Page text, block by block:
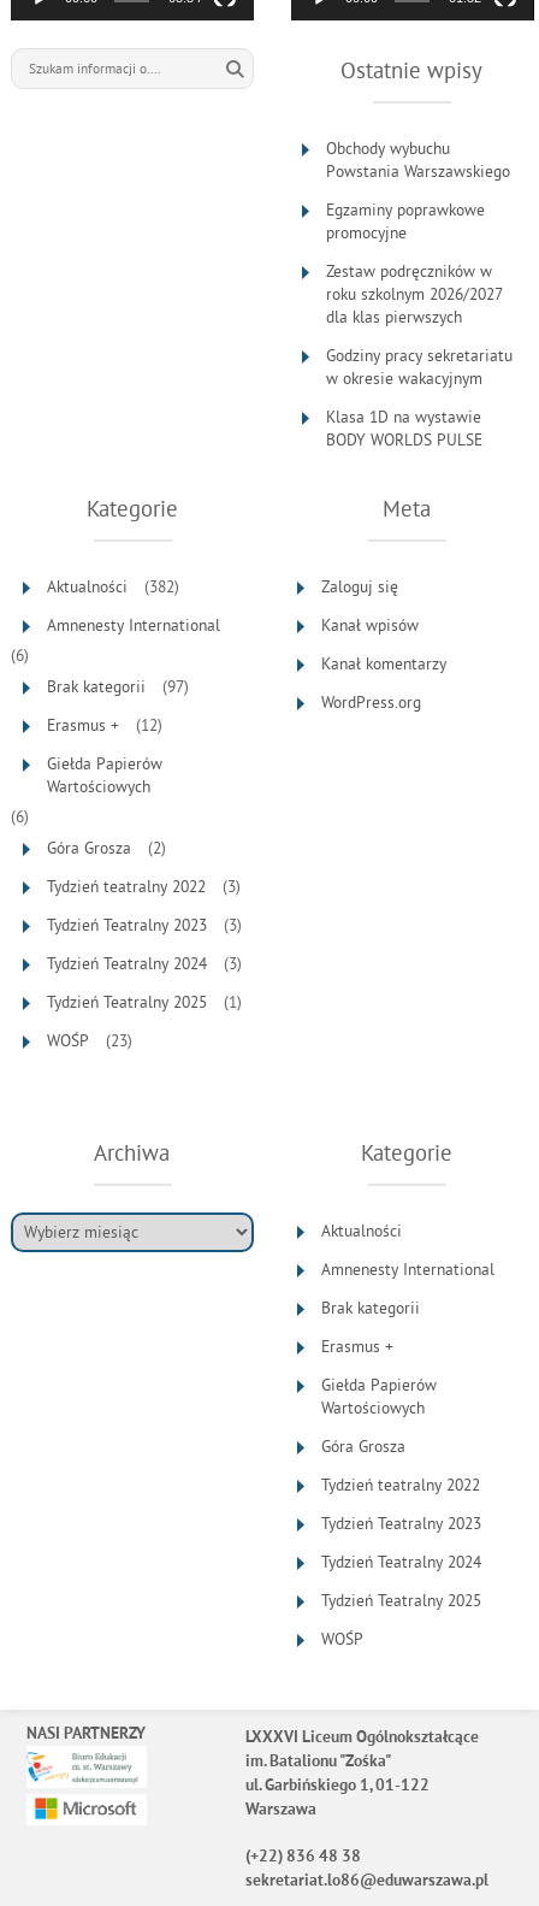
Ostatnie wpisy
Obchody wybuchu
Powstania Warszawskiego
Egzaminy poprawkowe
promocyjne
Zestaw podręczników w
roku szkolnym 2026/2027
dla klas pierwszych
Godziny pracy sekretariatu
w okresie wakacyjnym
Klasa 1D na wystawie
BODY WORLDS PULSE
Kategorie
Aktualności
(382)
Amnenesty International
(6)
Brak kategorii
(97)
Erasmus +
(12)
Giełda Papierów
Wartościowych
(6)
Góra Grosza
(2)
Tydzień teatralny 2022
(3)
Tydzień Teatralny 2023
(3)
Tydzień Teatralny 2024
(3)
Tydzień Teatralny 2025
(1)
WOŚP
(23)
Meta
Zaloguj się
Kanał wpisów
Kanał komentarzy
WordPress.org
Archiwa Kategorie
Aktualności
Amnenesty International
Brak kategorii
Erasmus +
Giełda Papierów
Wartościowych
Góra Grosza
Tydzień teatralny 2022
Tydzień Teatralny 2023
Tydzień Teatralny 2024
Tydzień Teatralny 2025
WOŚP
NASI PARTNERZY
LXXXVI Liceum Ogólnokształcące
im. Batalionu "Zośka"
ul. Garbińskiego 1, 01-122
Warszawa
(+22) 836 48 38
sekretariat.lo86@eduwarszawa.pl